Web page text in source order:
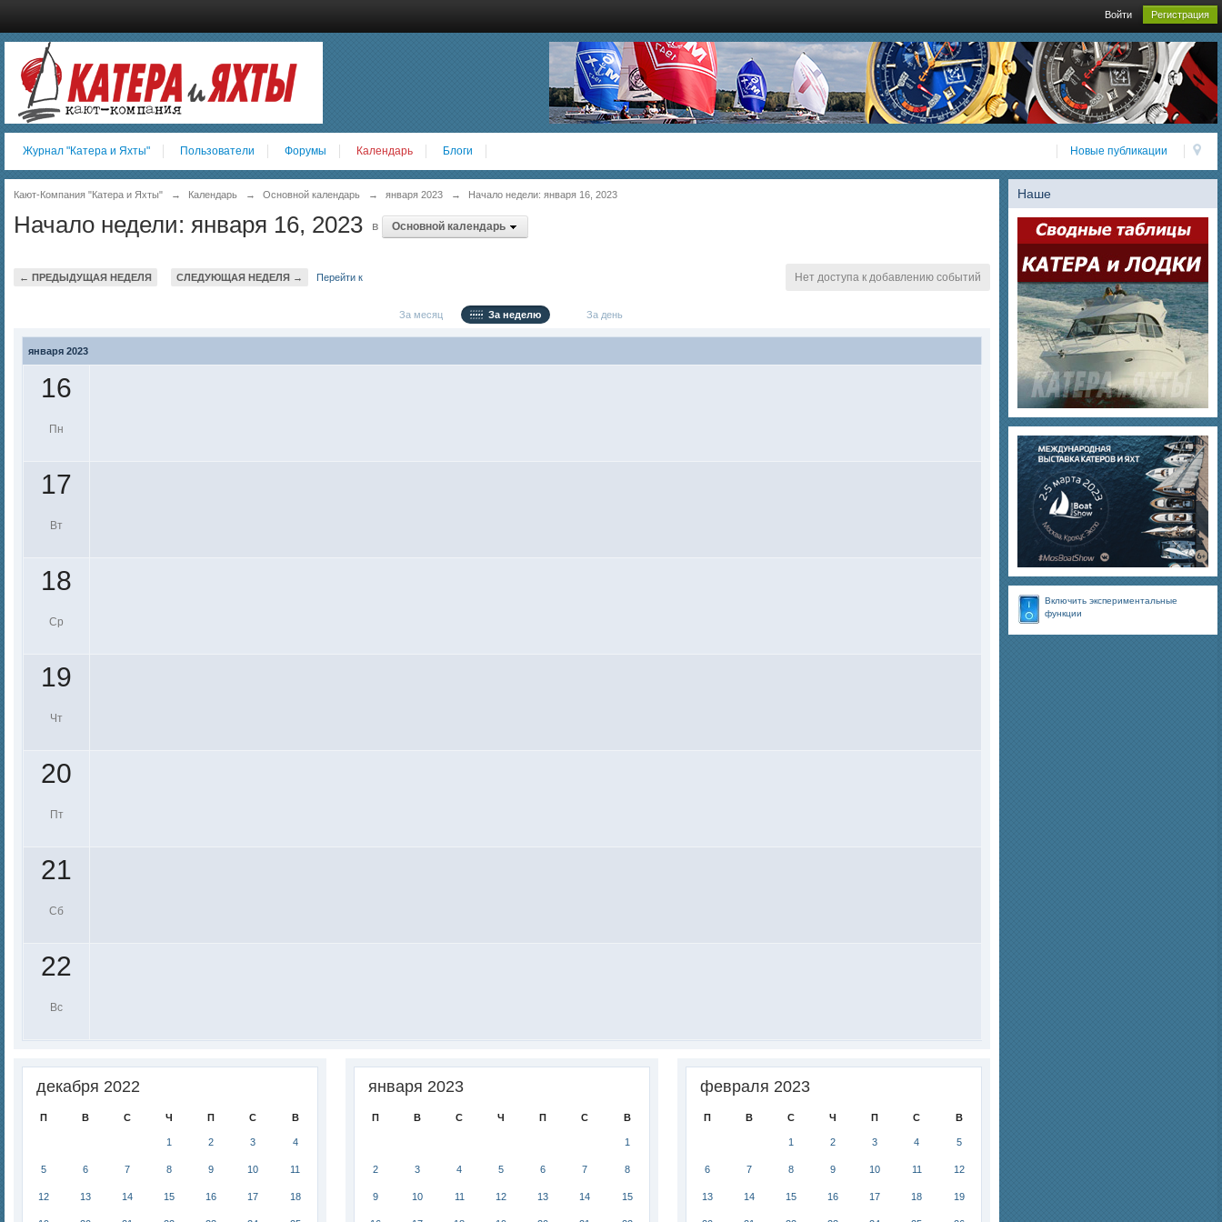
Войти Регистрация
Новые публикации
Журнал "Катера и Яхты" Пользователи Форумы Календарь Блоги
Наше
Включить экспериментальные
функции
Кают-Компания "Катера и Яхты" → Календарь → Основной календарь → января 2023 → Начало недели: января 16, 2023
Начало недели: января 16, 2023 в Основной календарь
← ПРЕДЫДУЩАЯ НЕДЕЛЯ СЛЕДУЮЩАЯ НЕДЕЛЯ → Перейти к Нет доступа к добавлению событий
За месяц За неделю За день
января 2023
16
Пн
17
Вт
18
Ср
19
Чт
20
Пт
21
Сб
22
Вс
декабря 2022
П В С Ч П С В
1 2 3 4
5 6 7 8 9 10 11
12 13 14 15 16 17 18
января 2023
П В С Ч П С В
1
2 3 4 5 6 7 8
9 10 11 12 13 14 15
февраля 2023
П В С Ч П С В
1 2 3 4 5
6 7 8 9 10 11 12
13 14 15 16 17 18 19